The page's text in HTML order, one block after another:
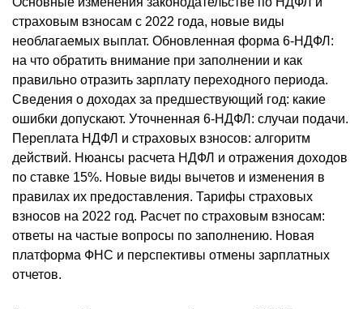
страховым взносам с 2022 года, новые виды
необлагаемых выплат. Обновленная форма 6-НДФЛ:
на что обратить внимание при заполнении и как
правильно отразить зарплату переходного периода.
Сведения о доходах за предшествующий год: какие
ошибки допускают. Уточненная 6-НДФЛ: случаи подачи.
Переплата НДФЛ и страховых взносов: алгоритм
действий. Нюансы расчета НДФЛ и отражения доходов
по ставке 15%. Новые виды вычетов и изменения в
правилах их предоставления. Тарифы страховых
взносов на 2022 год. Расчет по страховым взносам:
ответы на частые вопросы по заполнению. Новая
платформа ФНС и перспективы отмены зарплатных
отчетов.